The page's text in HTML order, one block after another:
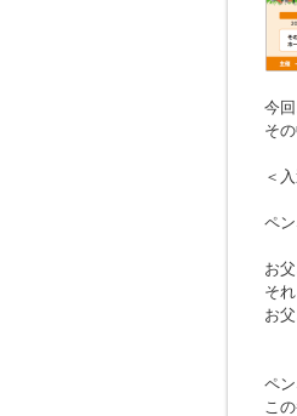
今
そ
＜
ペ
お
そ
お
ペ
こ